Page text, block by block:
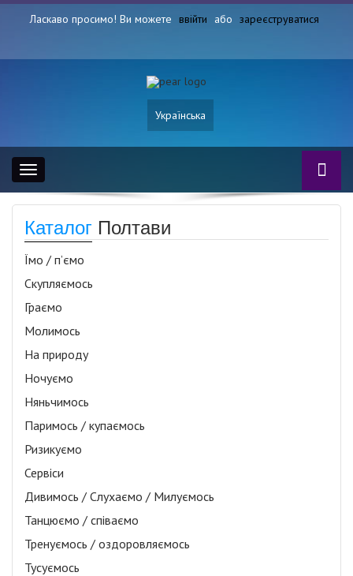
Ласкаво просимо! Ви можете ввійти або зареєструватися
Українська
Toggle
navigation
Каталог Полтави
Їмо / п’ємо
Скупляємось
Граємо
Молимось
На природу
Ночуємо
Няньчимось
Паримось / купаємось
Ризикуємо
Сервіси
Дивимось / Слухаємо / Милуємось
Танцюємо / співаємо
Тренуємось / оздоровляємось
Тусуємось